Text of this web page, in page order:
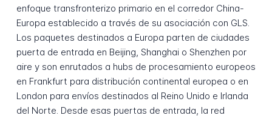
enfoque transfronterizo primario en el corredor China-
Europa establecido a través de su asociación con GLS.
Los paquetes destinados a Europa parten de ciudades
puerta de entrada en Beijing, Shanghai o Shenzhen por
aire y son enrutados a hubs de procesamiento europeos
en Frankfurt para distribución continental europea o en
London para envíos destinados al Reino Unido e Irlanda
del Norte. Desde esas puertas de entrada, la red